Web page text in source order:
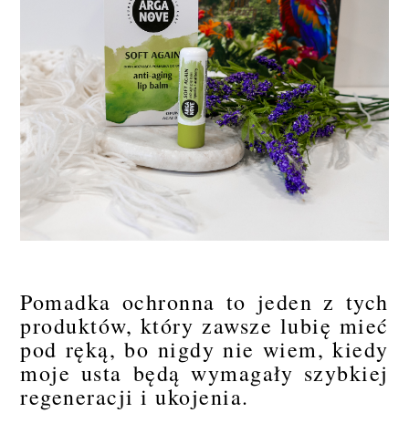
Pomadka ochronna to jeden z tych
produktów, który zawsze lubię mieć
pod ręką, bo nigdy nie wiem, kiedy
moje usta będą wymagały szybkiej
regeneracji i ukojenia.